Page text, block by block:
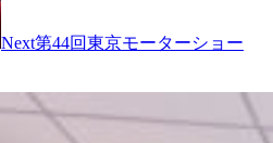
Next第44回東京モーターショー